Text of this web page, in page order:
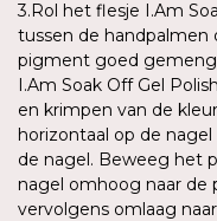
3.Rol het flesje I.Am
tussen de
pigment goed
I.Am Soak Off Gel
en krimpen van de
horizontaal op de
de nagel. Beweeg het
nagel omhoog naar de
vervolgens omlaag